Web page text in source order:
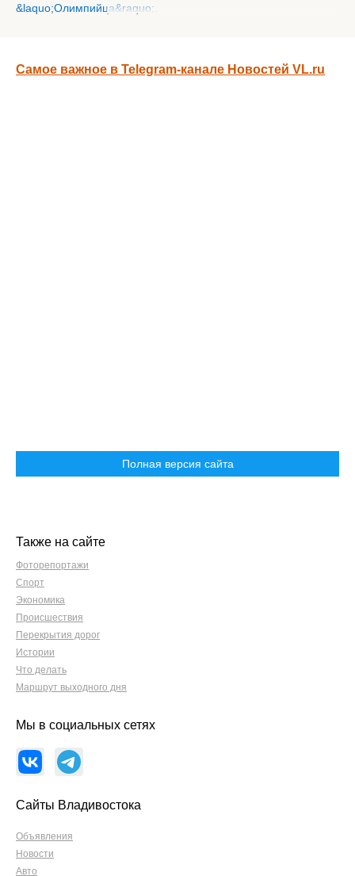
Самое важное в Telegram-канале Новостей VL.ru
Полная версия сайта
Также на сайте
Фоторепортажи
Спорт
Экономика
Происшествия
Перекрытия дорог
Истории
Что делать
Маршрут выходного дня
Мы в социальных сетях
Сайты Владивостока
Объявления
Новости
Авто